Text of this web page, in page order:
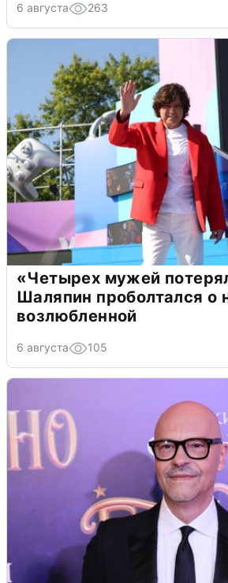
6 августа 263
«Четырех мужей
Шаляпин проболтался о
возлюбленной
6 августа 105